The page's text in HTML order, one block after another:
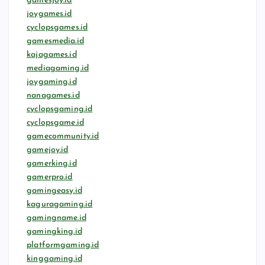
joygames.id
cyclopsgames.id
gamesmedia.id
kajagames.id
mediagaming.id
joygaming.id
nanagames.id
cyclopsgaming.id
cyclopsgame.id
gamecommunity.id
gamejoy.id
gamerking.id
gamerpro.id
gamingeasy.id
kaguragaming.id
gamingname.id
gamingking.id
platformgaming.id
kinggaming.id